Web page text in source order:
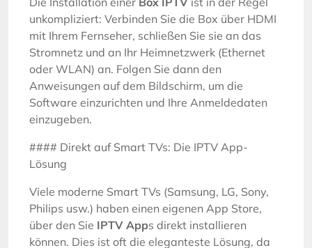
unkompliziert: Verbinden Sie die Box über HDMI
mit Ihrem Fernseher, schließen Sie sie an das
Stromnetz und an Ihr Heimnetzwerk (Ethernet
oder WLAN) an. Folgen Sie dann den
Anweisungen auf dem Bildschirm, um die
Software einzurichten und Ihre Anmeldedaten
einzugeben.
#### Direkt auf Smart TVs: Die IPTV App-
Lösung
Viele moderne Smart TVs (Samsung, LG, Sony,
Philips usw.) haben einen eigenen App Store,
über den Sie IPTV Apps direkt installieren
können. Dies ist oft die eleganteste Lösung, da